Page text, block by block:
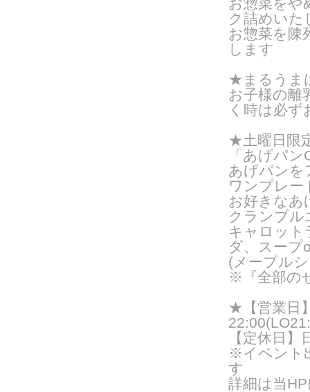
ク詰めいた
お惣菜を陳
します
★まるうま
お子様の離
く時は必ず
★土曜日限
「あげパ
あげパンを
ワンプレー
お好きなあ
クランブル
キャロット
ダ、スープ
(メープル
※『全部の
★【営業日
【定休日
※イベント
す
詳細は当